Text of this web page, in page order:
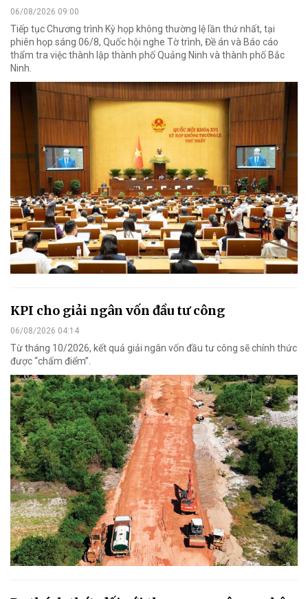
06/08/2026 09:00
Tiếp tục Chương trình Kỳ họp không thường lệ lần thứ nhất, tại
phiên họp sáng 06/8, Quốc hội nghe Tờ trình, Đề án và Báo cáo
thẩm tra việc thành lập thành phố Quảng Ninh và thành phố Bắc
Ninh.
KPI cho giải ngân vốn đầu tư công
06/08/2026 04:14
Từ tháng 10/2026, kết quả giải ngân vốn đầu tư công sẽ chính thức
được “chấm điểm”.